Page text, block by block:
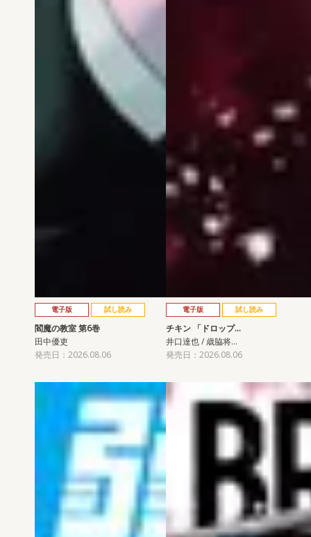
電子版 試し読み
閻魔の教室 第6巻
田中優吏
発売日：2026.08.06
電子版 試し読み
チキン 「ドロップ…
井口達也 / 歳脇将…
発売日：2026.08.06